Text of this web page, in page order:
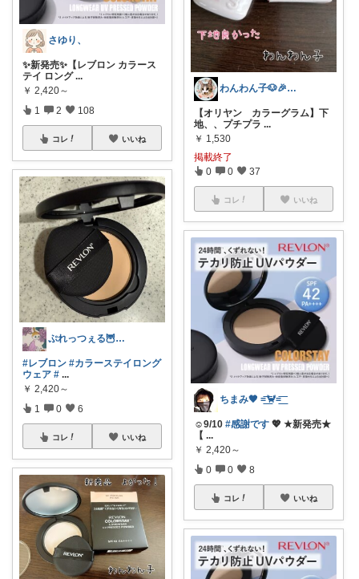
さゆり、
✨新発売✨【レブロン カラース
テイ ロング ...
￥ 2,420～
1 2 108
コレ いいね
ぷれっつぇる🦉🤍いつもありがとう🤍
#レブロン #カラーステイロング
ウェア # ...
￥ 2,420～
1 0 6
コレ いいね
わんわん子🐶🎉アツイ🫠
【オリヤン カラーグラム】下
地、、プチプラ ...
￥ 1,530
掲載終了
0 0 37
コレ いいね
ちまみ🖤 =͟͟͞͞🦀=͟͟͞͞
☺️9/10 #感謝です 💖 ★新発売★
【 ...
￥ 2,420～
0 0 8
コレ いいね